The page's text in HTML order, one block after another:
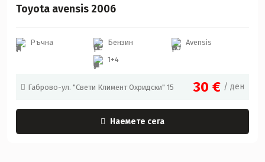
Toyota avensis 2006
Ръчна Бензин
Avensis
1+4
Габрово-ул. "Свети Климент Охридски" 15 30 € / ден
Наемете сега